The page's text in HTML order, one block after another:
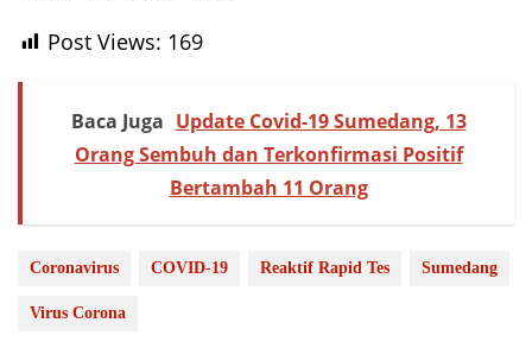
Post Views: 169
Baca Juga Update Covid-19 Sumedang, 13
Orang Sembuh dan Terkonfirmasi Positif
Bertambah 11 Orang
Coronavirus COVID-19 Reaktif Rapid Tes Sumedang
Virus Corona